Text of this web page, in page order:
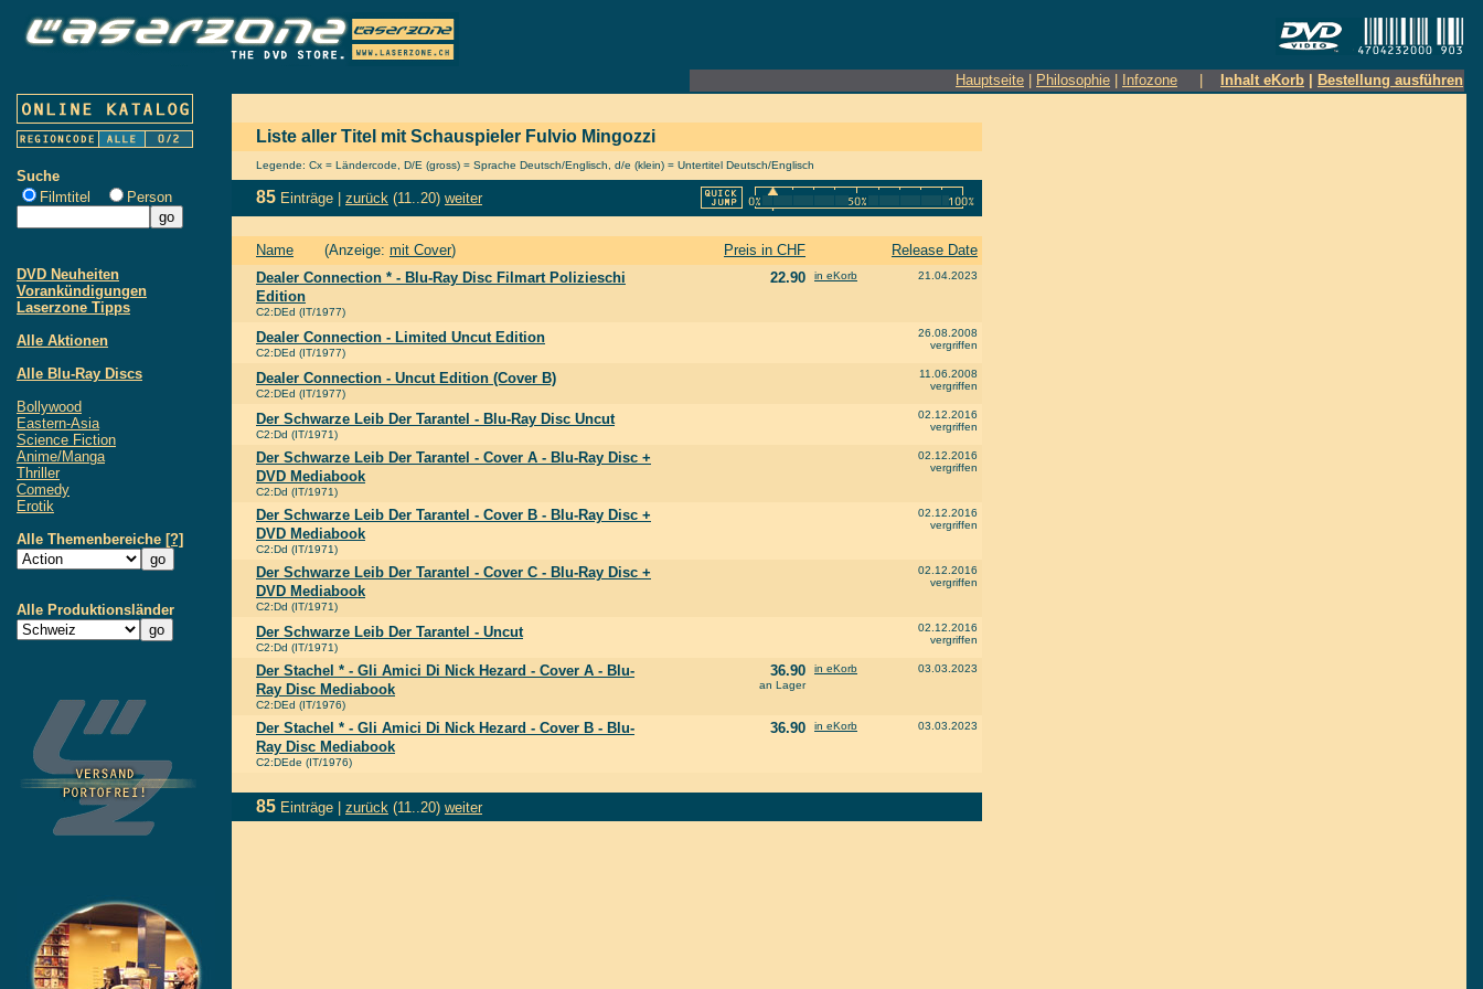
Hauptseite Philosophie Infozone Inhalt eKorb Bestellung ausführen
Suche
Filmtitel
Person
DVD Neuheiten
Vorankündigungen
Laserzone Tipps
Alle Aktionen
Alle Blu-Ray Discs
Bollywood
Eastern-Asia
Science Fiction
Anime/Manga
Thriller
Comedy
Erotik
Alle Themenbereiche [?]
Alle Produktionsländer
Liste aller Titel mit Schauspieler Fulvio Mingozzi
Legende: Cx = Ländercode, D/E (gross) = Sprache Deutsch/Englisch, d/e (klein) = Untertitel Deutsch/Englisch
85 Einträge | zurück (11..20) weiter
Name (Anzeige: mit Cover) Preis in CHF
Release Date
Dealer Connection * - Blu-Ray Disc Filmart Polizieschi
Edition
C2:DEd (IT/1977)
22.90 in eKorb 21.04.2023
Dealer Connection - Limited Uncut Edition
C2:DEd (IT/1977)
26.08.2008
vergriffen
Dealer Connection - Uncut Edition (Cover B)
C2:DEd (IT/1977)
11.06.2008
vergriffen
Der Schwarze Leib Der Tarantel - Blu-Ray Disc Uncut
C2:Dd (IT/1971)
02.12.2016
vergriffen
Der Schwarze Leib Der Tarantel - Cover A - Blu-Ray Disc +
DVD Mediabook
C2:Dd (IT/1971)
02.12.2016
vergriffen
Der Schwarze Leib Der Tarantel - Cover B - Blu-Ray Disc +
DVD Mediabook
C2:Dd (IT/1971)
02.12.2016
vergriffen
Der Schwarze Leib Der Tarantel - Cover C - Blu-Ray Disc +
DVD Mediabook
C2:Dd (IT/1971)
02.12.2016
vergriffen
Der Schwarze Leib Der Tarantel - Uncut
C2:Dd (IT/1971)
02.12.2016
vergriffen
Der Stachel * - Gli Amici Di Nick Hezard - Cover A - Blu-
Ray Disc Mediabook
C2:DEd (IT/1976)
36.90
an Lager
in eKorb 03.03.2023
Der Stachel * - Gli Amici Di Nick Hezard - Cover B - Blu-
Ray Disc Mediabook
C2:DEde (IT/1976)
36.90 in eKorb 03.03.2023
85 Einträge | zurück (11..20) weiter